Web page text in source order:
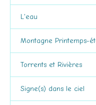
L'eau
Montagne Printemps-
Torrents et Rivières
Signe(s) dans le ciel